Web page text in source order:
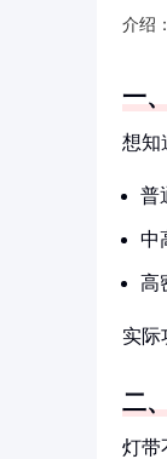
介绍：
一
想知
普
中
高
实际
二
灯带